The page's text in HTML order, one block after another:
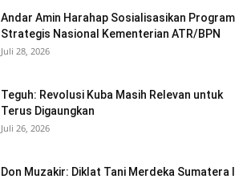
Andar Amin Harahap Sosialisasikan Program
Strategis Nasional Kementerian ATR/BPN
Juli 28, 2026
Teguh: Revolusi Kuba Masih Relevan untuk
Terus Digaungkan
Juli 26, 2026
Don Muzakir: Diklat Tani Merdeka Sumatera I